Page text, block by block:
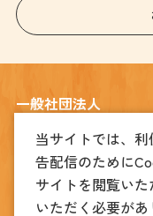
一般社団法人
〒320-0026
宇都宮市馬場通り4丁目1番
(観光振興課)028-
028-678-8049
当サイトでは、
告配信のために
サイトを閲覧い
いただく必要があ